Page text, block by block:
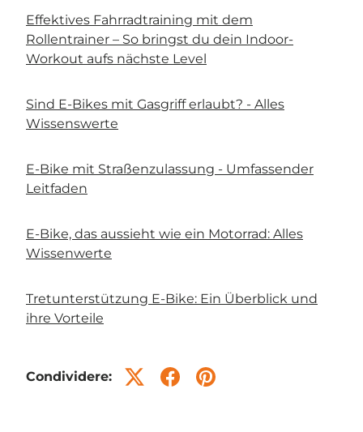
Effektives Fahrradtraining mit dem
Rollentrainer – So bringst du dein Indoor-
Workout aufs nächste Level
Sind E-Bikes mit Gasgriff erlaubt? - Alles
Wissenswerte
E-Bike mit Straßenzulassung - Umfassender
Leitfaden
E-Bike, das aussieht wie ein Motorrad: Alles
Wissenwerte
Tretunterstützung E-Bike: Ein Überblick und
ihre Vorteile
Condividere: